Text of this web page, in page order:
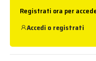
Registrati ora per
Accedi o registrati